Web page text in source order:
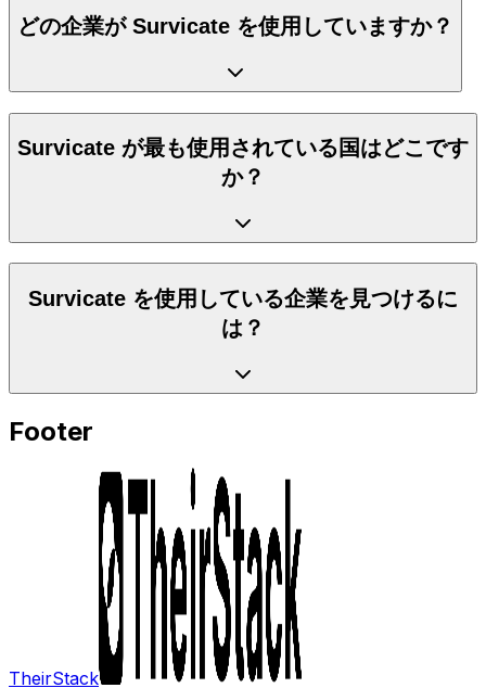
どの企業が Survicate を使用していますか？
Survicate が最も使用されている国はどこです
か？
Survicate を使用している企業を見つけるに
は？
Footer
TheirStack